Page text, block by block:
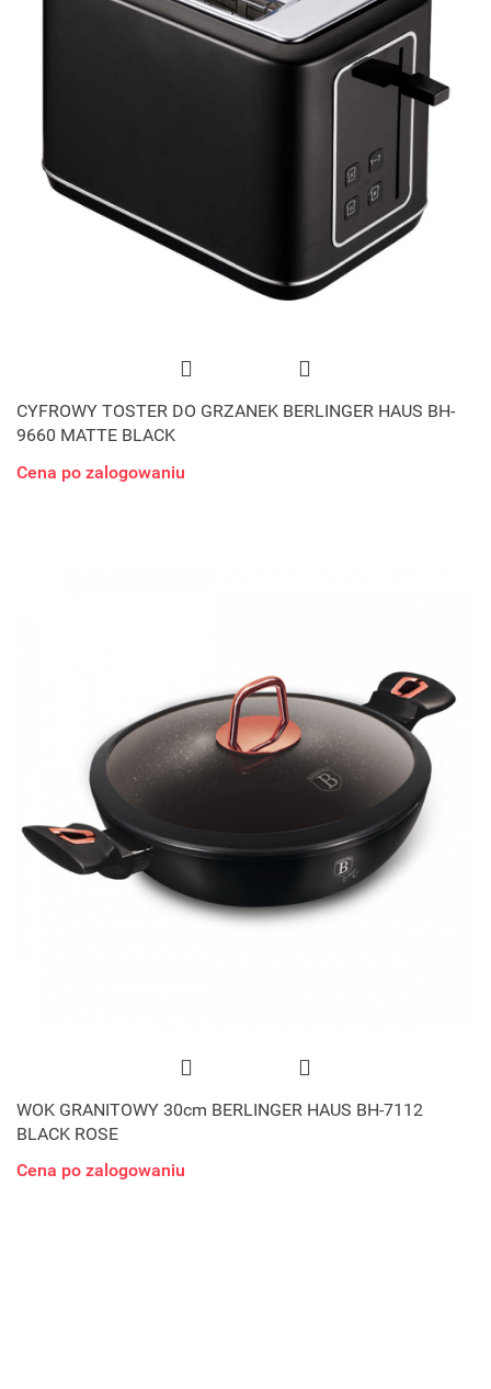
CYFROWY TOSTER DO GRZANEK BERLINGER HAUS BH-
9660 MATTE BLACK
Cena po zalogowaniu
WOK GRANITOWY 30cm BERLINGER HAUS BH-7112
BLACK ROSE
Cena po zalogowaniu